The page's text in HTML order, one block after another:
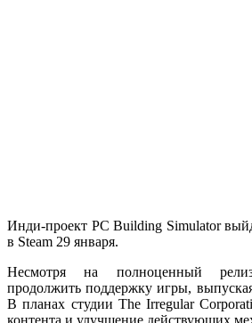
Инди-проект PC Building Simulator
в Steam 29 января.
Несмотря на полноценный
продолжить поддержку игры,
В планах студии The Irregular
контента и улучшение действующих